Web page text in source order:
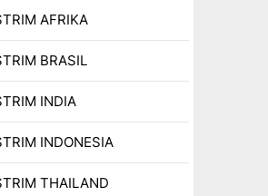
AFRIKA
BRASIL
INDIA
INDONESIA
THAILAND